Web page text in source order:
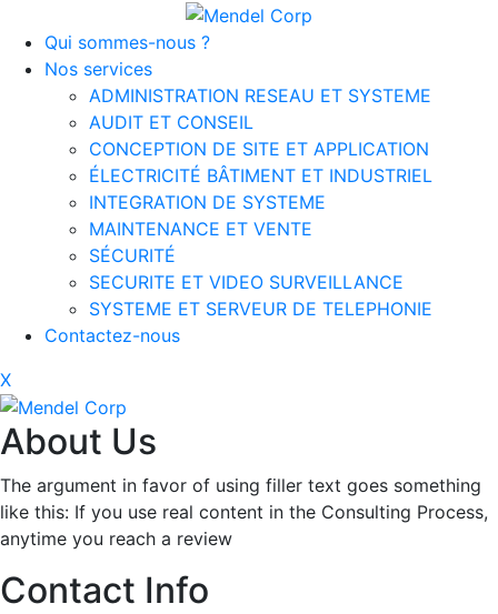
Qui sommes-nous ?
Nos services
ADMINISTRATION RESEAU ET SYSTEME
AUDIT ET CONSEIL
CONCEPTION DE SITE ET APPLICATION
ÉLECTRICITÉ BÂTIMENT ET INDUSTRIEL
INTEGRATION DE SYSTEME
MAINTENANCE ET VENTE
SÉCURITÉ
SECURITE ET VIDEO SURVEILLANCE
SYSTEME ET SERVEUR DE TELEPHONIE
Contactez-nous
X
About Us
The argument in favor of using filler text goes something
like this: If you use real content in the Consulting Process,
anytime you reach a review
Contact Info